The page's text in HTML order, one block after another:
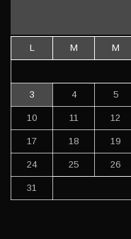
L M M
3 4 5
10 11 12
17 18 19
24 25 26
31